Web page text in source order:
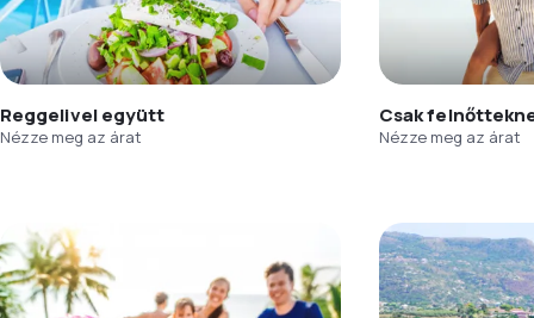
Reggelivel együtt
Nézze meg az árat
Csak
Nézze meg az árat